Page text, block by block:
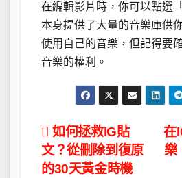
在編輯影片時，你可以點選
本身提供了大量的音樂庫供
使用自己的音樂，但記得要
音樂的權利。
文
章
在
樂
如何拯救IG貼
文？從刪除到復原
的30天黃金時機